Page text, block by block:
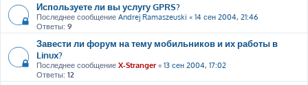
Используете ли вы услугу GPRS?
Последнее сообщение Andrej Ramaszeuski « 14 сен 2004, 21:46
Ответы: 9
Завести ли форум на тему мобильников и их работы в
Linux?
Последнее сообщение X-Stranger« 13 сен 2004, 17:02
Ответы: 12